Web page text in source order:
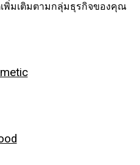
พิ่มเติมตามกลุ่มธุรกิจของคุณ